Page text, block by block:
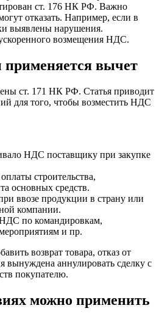
ст. 176 НК РФ. Важно
отказать. Например, если в
выявлены нарушения.
возмещения НДС.
вычет
ст. 171 НК РФ. Статья приводит
для того, чтобы возместить НДС
НДС поставщику при закупке
строительства,
основных средств.
ввозе продукции в страну или
компании.
по командировкам,
и пр.
возврат товара, отказ от
вынуждена аннулировать сделку с
покупателю.
можно применить